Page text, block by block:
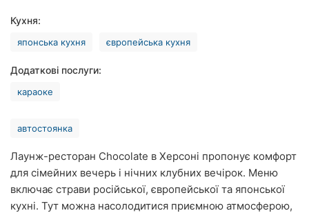
Тернопіль
Хмельницький
Рівне
Кропивницький
Київ
Харків
Кухня:
японська кухня європейська кухня
Додаткові послуги:
караоке
автостоянка
Лаунж-ресторан Chocolate в Херсоні пропонує комфорт
для сімейних вечерь і нічних клубних вечірок. Меню
включає страви російської, європейської та японської
кухні. Тут можна насолодитися приємною атмосферою,